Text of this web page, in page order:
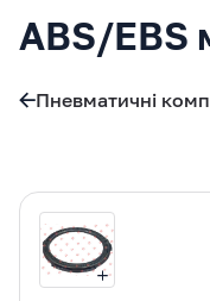
ABS/EBS
Пневматичні